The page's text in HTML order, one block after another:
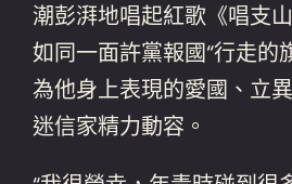
潮彭湃地唱起紅歌《唱支
如同一面許黨報國“行走的
為他身上表現的愛國、立
迷信家精力動容。